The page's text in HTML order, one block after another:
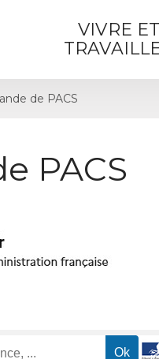
VIVRE ET
de PACS
PACS